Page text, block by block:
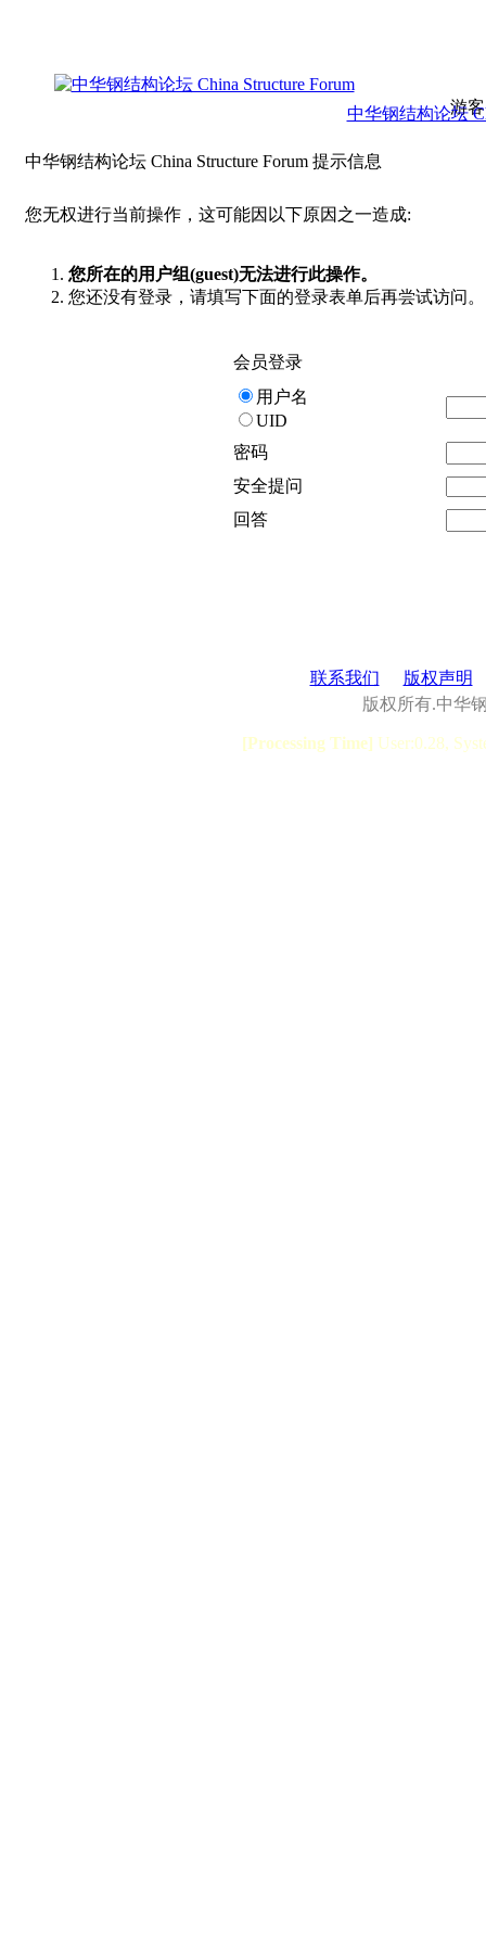
游
中华钢结构论坛
中华钢结构论坛 China Structure Forum 提示信息
您无权进行当前操作，这可能因以下原因之一造成:
您所在的用户组(guest)无法进行此操作。
您还没有登录，请填写下面的登录表单后再尝试访问。
会员登录
用户名
UID
密码
安全提问
回答
联系我们
版权声明
版权所有.中华
[Processing Time] User:0.28,